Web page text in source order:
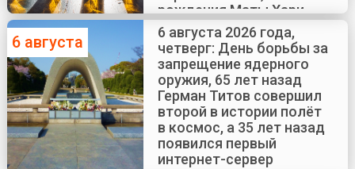
рождения Маты Хари
6 августа
6 августа 2026 года,
четверг: День борьбы за
запрещение ядерного
оружия, 65 лет назад
Герман Титов совершил
второй в истории полёт
в космос, а 35 лет назад
появился первый
интернет-сервер